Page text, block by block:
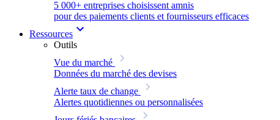
5 000+ entreprises choisissent amnis
pour des paiements clients et fournisseurs efficaces
Ressources
Outils
Vue du marché
Données du marché des devises
Alerte taux de change
Alertes quotidiennes ou personnalisées